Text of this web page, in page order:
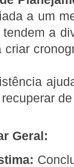
a um
a
Geral: